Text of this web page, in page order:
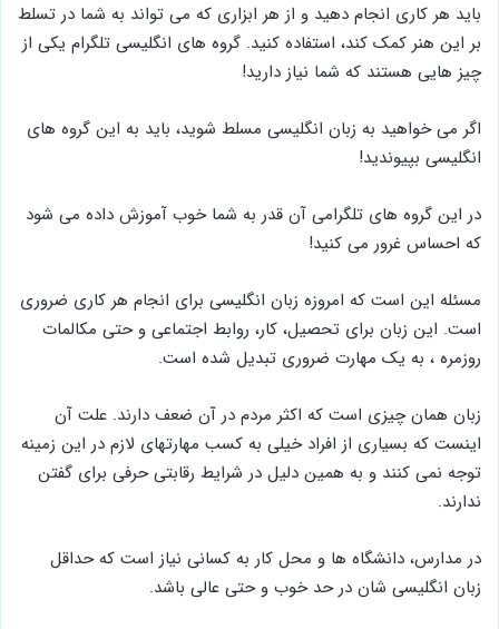
باید هر کاری انجام دهید و از هر ابزاری که می تواند به شما در تسلط
بر این هنر کمک کند، استفاده کنید. گروه های انگلیسی تلگرام یکی از
چیز هایی هستند که شما نیاز دارید!
اگر می خواهید به زبان انگلیسی مسلط شوید، باید به این گروه های
انگلیسی بپیوندید!
در این گروه های تلگرامی آن قدر به شما خوب آموزش داده می شود
که احساس غرور می کنید!
مسئله این است که امروزه زبان انگلیسی برای انجام هر کاری ضروری
است. این زبان برای تحصیل، کار، روابط اجتماعی و حتی مکالمات
روزمره ، به یک مهارت ضروری تبدیل شده است.
زبان همان چیزی است که اکثر مردم در آن ضعف دارند. علت آن
اینست که بسیاری از افراد خیلی به کسب مهارتهای لازم در این زمینه
توجه نمی کنند و به همین دلیل در شرایط رقابتی حرفی برای گفتن
ندارند.
در مدارس، دانشگاه ها و محل کار به کسانی نیاز است که حداقل
زبان انگلیسی شان در حد خوب و حتی عالی باشد.